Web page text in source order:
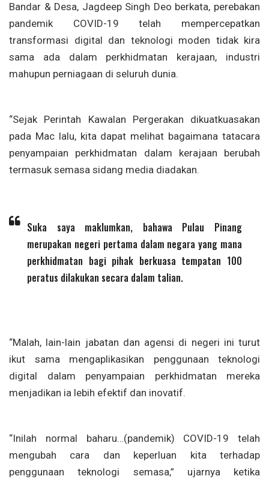
Bandar & Desa, Jagdeep Singh Deo berkata, perebakan
pandemik COVID-19 telah mempercepatkan
transformasi digital dan teknologi moden tidak kira
sama ada dalam perkhidmatan kerajaan, industri
mahupun perniagaan di seluruh dunia.
“Sejak Perintah Kawalan Pergerakan dikuatkuasakan
pada Mac lalu, kita dapat melihat bagaimana tatacara
penyampaian perkhidmatan dalam kerajaan berubah
termasuk semasa sidang media diadakan.
Suka saya maklumkan, bahawa Pulau Pinang
merupakan negeri pertama dalam negara yang mana
perkhidmatan bagi pihak berkuasa tempatan 100
peratus dilakukan secara dalam talian.
“Malah, lain-lain jabatan dan agensi di negeri ini turut
ikut sama mengaplikasikan penggunaan teknologi
digital dalam penyampaian perkhidmatan mereka
menjadikan ia lebih efektif dan inovatif.
“Inilah normal baharu…(pandemik) COVID-19 telah
mengubah cara dan keperluan kita terhadap
penggunaan teknologi semasa,” ujarnya ketika